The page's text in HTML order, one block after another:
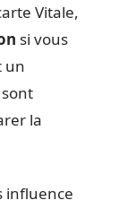
Vitale,
si vous
un
sont
la
influence